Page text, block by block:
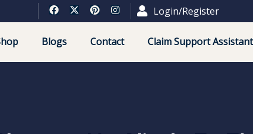
Login/Register
Blogs Contact Claim Support Assistant